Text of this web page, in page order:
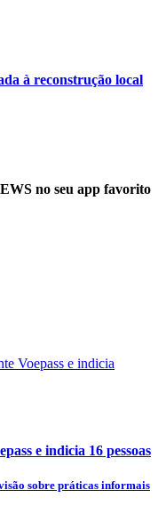
à reconstrução local
no seu app favorito
e indicia 16 pessoas
sobre práticas informais